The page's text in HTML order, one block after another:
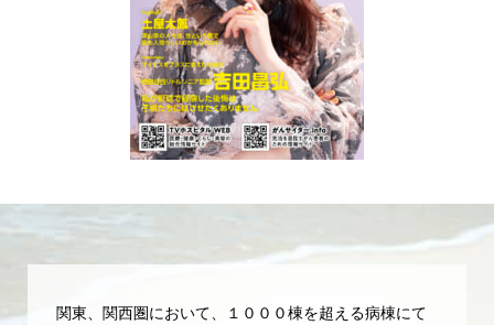
関東、関西圏において、１０００棟を超える病棟にて